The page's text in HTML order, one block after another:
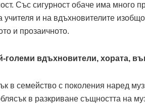
Със сигурност обаче има много
учителя и на вдъхновителите
и прозаичното.
големи вдъхновители, хората,
в семейство с поколения наред
в разкриване същността на